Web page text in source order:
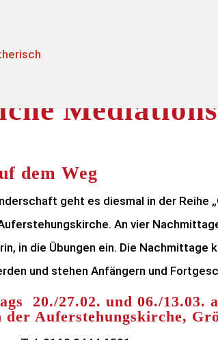
dem Weg
geht es diesmal in der Reihe
An vier
in die Übungen ein. Die Nachmittage
und stehen Anfängern und
20./27.02. und 06./13.03.
Auferstehungskirche,